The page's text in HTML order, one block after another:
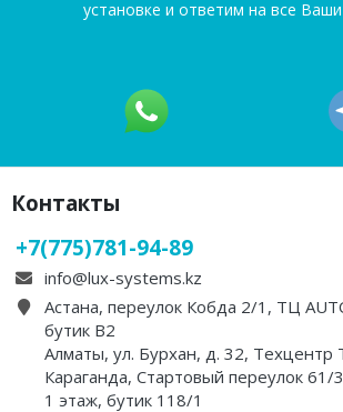
установке и ответим на все
Контакты
+7(775)781-94-89
info@lux-systems.kz
Астана, переулок Кобда 2/1, ТЦ
бутик B2
Алматы, ул. Бурхан, д. 32, Техцентр
Караганда, Стартовый переулок
1 этаж, бутик 118/1